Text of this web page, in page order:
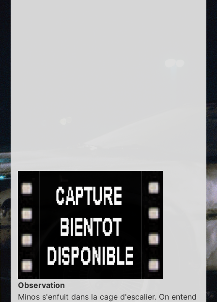
Observation
Minos s'enfuit dans la cage d'escalier. On entend